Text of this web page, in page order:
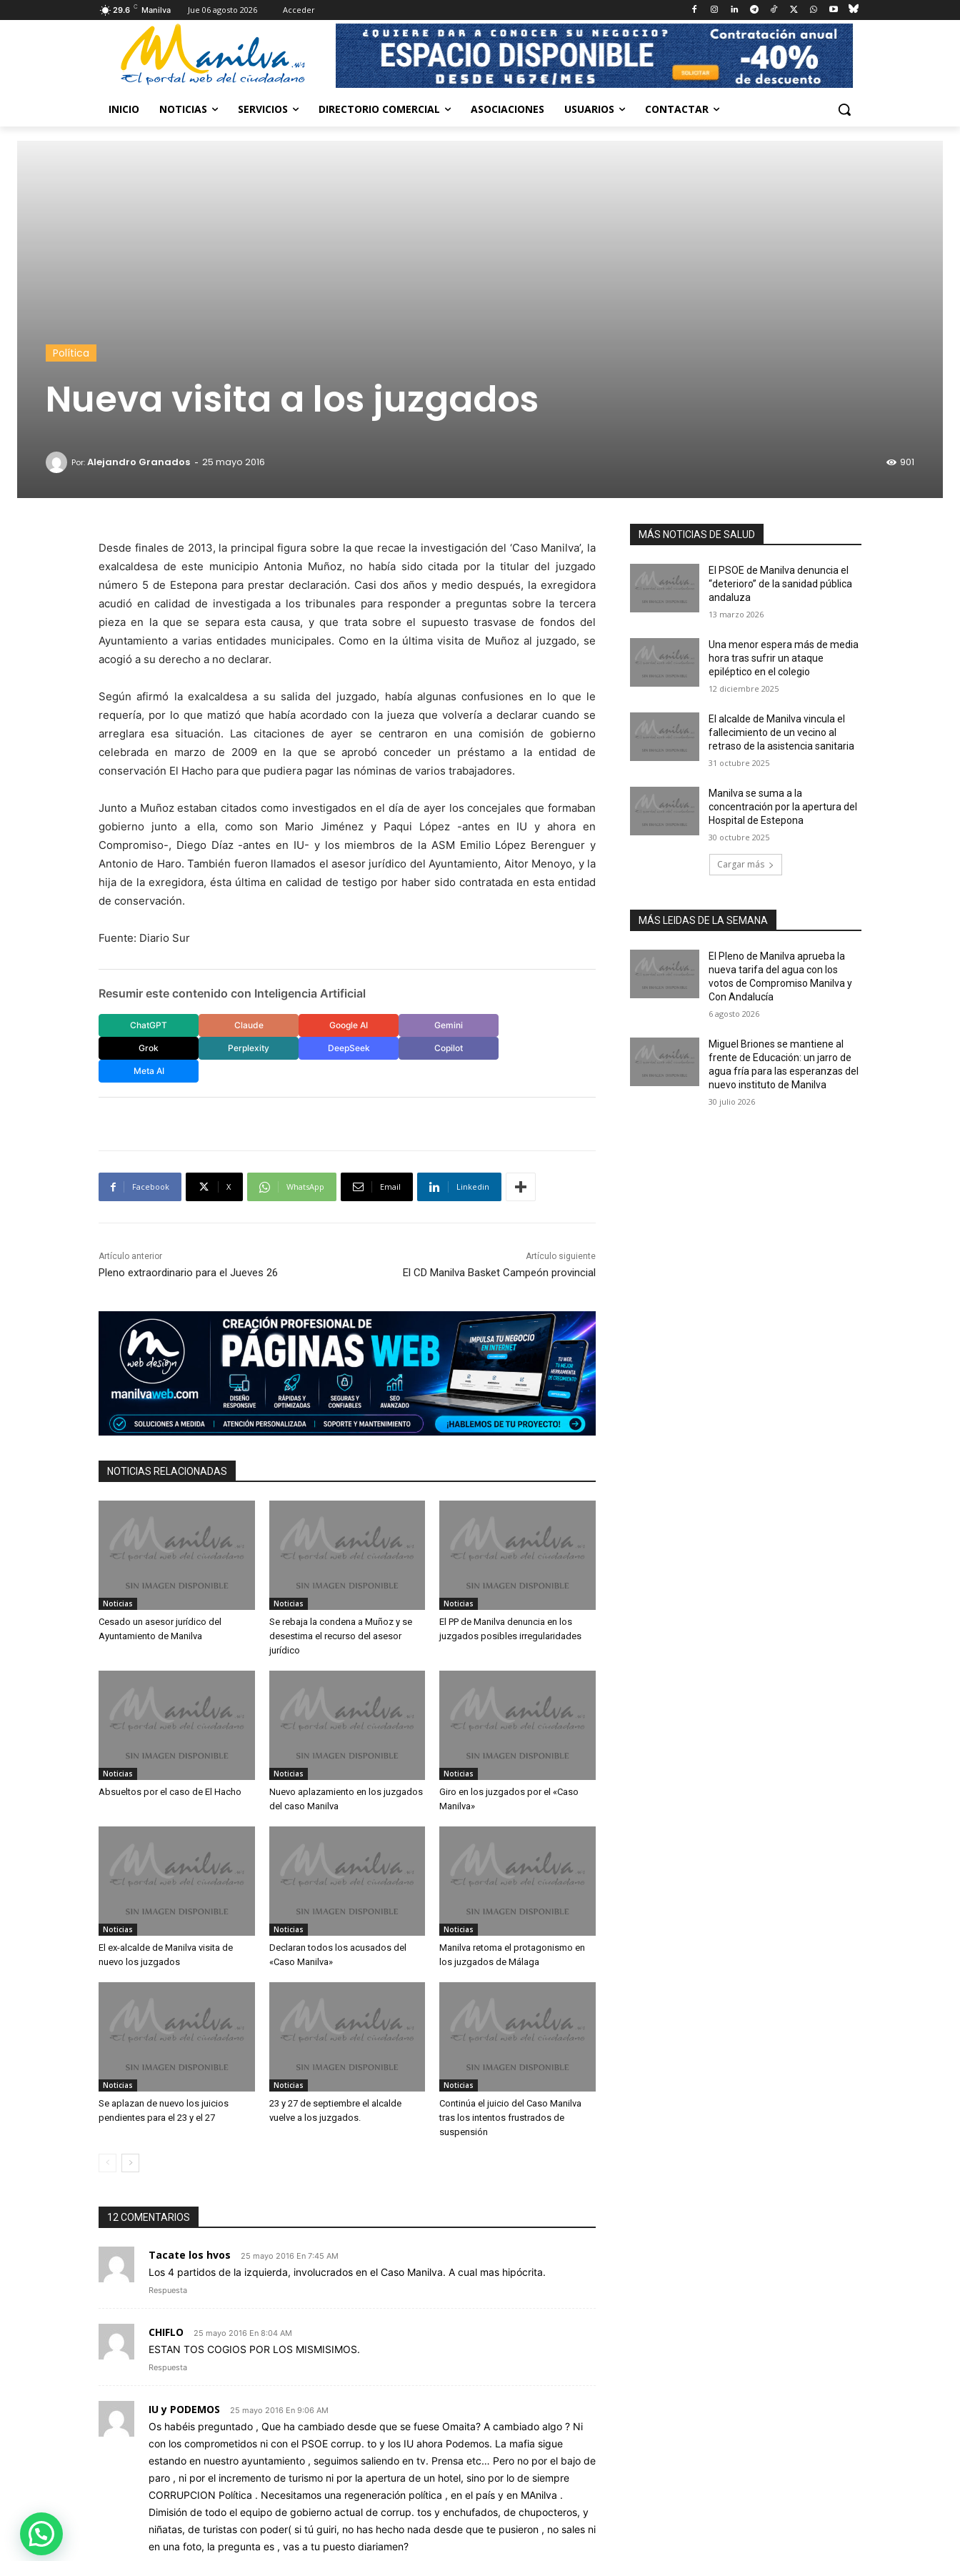
29.6 C Manilva Jue 06 agosto 2026 Acceder
INICIO NOTICIAS SERVICIOS DIRECTORIO COMERCIAL ASOCIACIONES USUARIOS CONTACTAR
Política
Nueva visita a los juzgados
Por:Alejandro Granados - 25 mayo 2016 901
Desde finales de 2013, la principal figura sobre la que recae la investigación del ‘Caso Manilva’, la
exalcaldesa de este municipio Antonia Muñoz, no había sido citada por la titular del juzgado
número 5 de Estepona para prestar declaración. Casi dos años y medio después, la exregidora
acudió en calidad de investigada a los tribunales para responder a preguntas sobre la tercera
pieza en la que se separa esta causa, y que trata sobre el supuesto trasvase de fondos del
Ayuntamiento a varias entidades municipales. Como en la última visita de Muñoz al juzgado, se
acogió a su derecho a no declarar.
Según afirmó la exalcaldesa a su salida del juzgado, había algunas confusiones en lo que le
requería, por lo que matizó que había acordado con la jueza que volvería a declarar cuando se
arreglara esa situación. Las citaciones de ayer se centraron en una comisión de gobierno
celebrada en marzo de 2009 en la que se aprobó conceder un préstamo a la entidad de
conservación El Hacho para que pudiera pagar las nóminas de varios trabajadores.
Junto a Muñoz estaban citados como investigados en el día de ayer los concejales que formaban
gobierno junto a ella, como son Mario Jiménez y Paqui López -antes en IU y ahora en
Compromiso-, Diego Díaz -antes en IU- y los miembros de la ASM Emilio López Berenguer y
Antonio de Haro. También fueron llamados el asesor jurídico del Ayuntamiento, Aitor Menoyo, y la
hija de la exregidora, ésta última en calidad de testigo por haber sido contratada en esta entidad
de conservación.
Fuente: Diario Sur
Resumir este contenido con Inteligencia Artificial
ChatGPT Claude Google AI Gemini
Grok Perplexity DeepSeek Copilot
Meta AI
Facebook X WhatsApp Email Linkedin
Artículo anterior
Pleno extraordinario para el Jueves 26
Artículo siguiente
El CD Manilva Basket Campeón provincial
NOTICIAS RELACIONADAS
Noticias
Cesado un asesor jurídico del
Ayuntamiento de Manilva
Noticias
Se rebaja la condena a Muñoz y se
desestima el recurso del asesor
jurídico
Noticias
El PP de Manilva denuncia en los
juzgados posibles irregularidades
Noticias
Absueltos por el caso de El Hacho
Noticias
Nuevo aplazamiento en los juzgados
del caso Manilva
Noticias
Giro en los juzgados por el «Caso
Manilva»
Noticias
El ex-alcalde de Manilva visita de
nuevo los juzgados
Noticias
Declaran todos los acusados del
«Caso Manilva»
Noticias
Manilva retoma el protagonismo en
los juzgados de Málaga
Noticias
Se aplazan de nuevo los juicios
pendientes para el 23 y el 27
Noticias
23 y 27 de septiembre el alcalde
vuelve a los juzgados.
Noticias
Continúa el juicio del Caso Manilva
tras los intentos frustrados de
suspensión
12 COMENTARIOS
Tacate los hvos 25 mayo 2016 En 7:45 AM
Los 4 partidos de la izquierda, involucrados en el Caso Manilva. A cual mas hipócrita.
Respuesta
CHIFLO 25 mayo 2016 En 8:04 AM
ESTAN TOS COGIOS POR LOS MISMISIMOS.
Respuesta
IU y PODEMOS 25 mayo 2016 En 9:06 AM
Os habéis preguntado , Que ha cambiado desde que se fuese Omaita? A cambiado algo ? Ni
con los comprometidos ni con el PSOE corrup. to y los IU ahora Podemos. La mafia sigue
estando en nuestro ayuntamiento , seguimos saliendo en tv. Prensa etc… Pero no por el bajo de
paro , ni por el incremento de turismo ni por la apertura de un hotel, sino por lo de siempre
CORRUPCION Política . Necesitamos una regeneración política , en el país y en MAnilva .
Dimisión de todo el equipo de gobierno actual de corrup. tos y enchufados, de chupocteros, y
niñatas, de turistas con poder( si tú guiri, no has hecho nada desde que te pusieron , no sales ni
en una foto, la pregunta es , vas a tu puesto diariamen?
MÁS NOTICIAS DE SALUD
El PSOE de Manilva denuncia el
“deterioro” de la sanidad pública
andaluza
13 marzo 2026
Una menor espera más de media
hora tras sufrir un ataque
epiléptico en el colegio
12 diciembre 2025
El alcalde de Manilva vincula el
fallecimiento de un vecino al
retraso de la asistencia sanitaria
31 octubre 2025
Manilva se suma a la
concentración por la apertura del
Hospital de Estepona
30 octubre 2025
Cargar más
MÁS LEIDAS DE LA SEMANA
El Pleno de Manilva aprueba la
nueva tarifa del agua con los
votos de Compromiso Manilva y
Con Andalucía
6 agosto 2026
Miguel Briones se mantiene al
frente de Educación: un jarro de
agua fría para las esperanzas del
nuevo instituto de Manilva
30 julio 2026